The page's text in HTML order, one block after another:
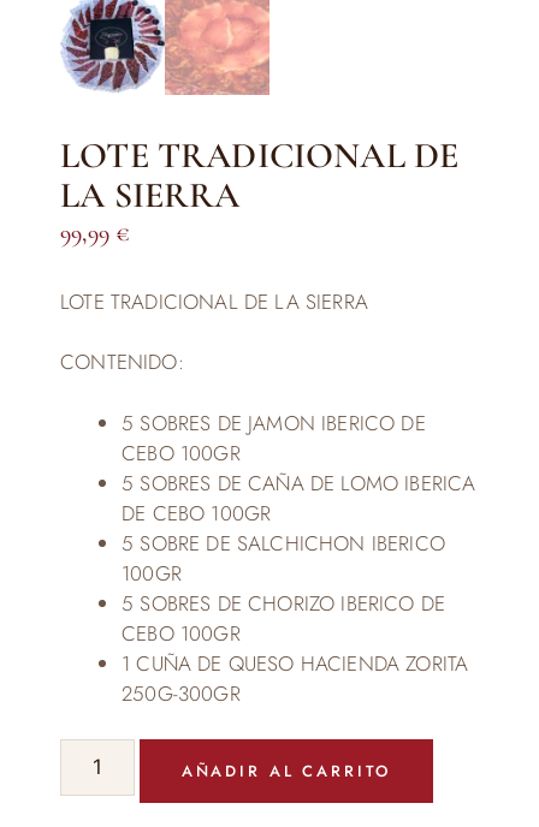
LOTE TRADICIONAL DE
LA SIERRA
99,99 €
LOTE TRADICIONAL DE LA SIERRA
CONTENIDO:
5 SOBRES DE JAMON IBERICO DE
CEBO 100GR
5 SOBRES DE CAÑA DE LOMO IBERICA
DE CEBO 100GR
5 SOBRE DE SALCHICHON IBERICO
100GR
5 SOBRES DE CHORIZO IBERICO DE
CEBO 100GR
1 CUÑA DE QUESO HACIENDA ZORITA
250G-300GR
LOTE
TRADICIONALAÑADIR AL CARRITO